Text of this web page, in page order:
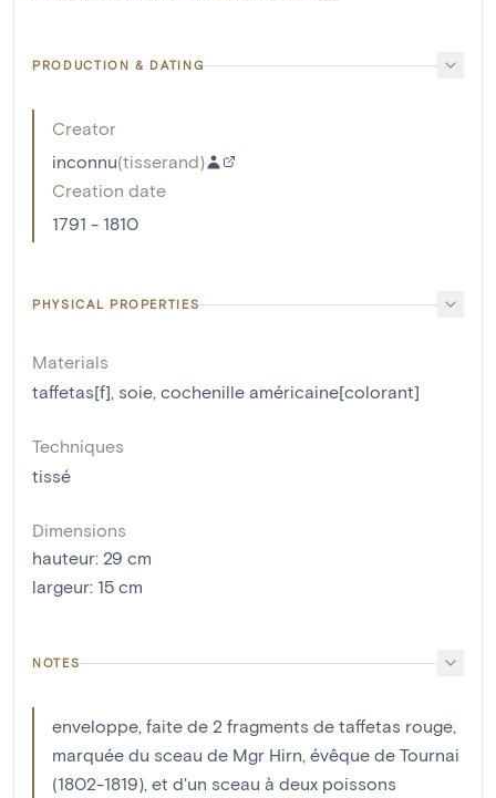
PRODUCTION & DATING
Creator
inconnu(tisserand)
Creation date
1791 - 1810
PHYSICAL PROPERTIES
Materials
taffetas[f], soie, cochenille américaine[colorant]
Techniques
tissé
Dimensions
hauteur: 29 cm
largeur: 15 cm
NOTES
enveloppe, faite de 2 fragments de taffetas rouge,
marquée du sceau de Mgr Hirn, évêque de Tournai
(1802-1819), et d'un sceau à deux poissons